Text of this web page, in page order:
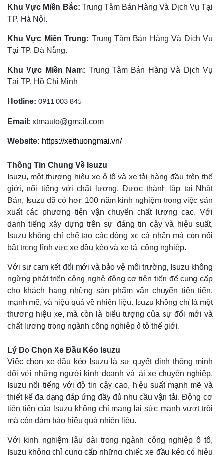
Khu Vực Miền Bắc: Trung Tâm Bán Hàng Và Dịch Vụ Tại
TP. Hà Nội.
Khu Vực Miền Trung: Trung Tâm Bán Hàng Và Dịch Vụ
Tại TP. Đà Nẵng.
Khu Vực Miền Nam: Trung Tâm Bán Hàng Và Dịch Vụ
Tại TP. Hồ Chí Minh
Hotline: 0911 003 845
Email: xtmauto@gmail.com
Website: https://xethuongmai.vn/
Thông Tin Chung Về Isuzu
Isuzu, một thương hiệu xe ô tô và xe tải hàng đầu trên thế
giới, nổi tiếng với chất lượng. Được thành lập tại Nhật
Bản, Isuzu đã có hơn 100 năm kinh nghiệm trong việc sản
xuất các phương tiện vận chuyển chất lượng cao. Với
danh tiếng xây dựng trên sự đáng tin cậy và hiệu suất,
Isuzu không chỉ chế tạo các dòng xe cá nhân mà còn nổi
bật trong lĩnh vực xe đầu kéo và xe tải công nghiệp.
Với sự cam kết đổi mới và bảo vệ môi trường, Isuzu không
ngừng phát triển công nghệ động cơ tiên tiến để cung cấp
cho khách hàng những sản phẩm vận chuyển tiên tiến,
mạnh mẽ, và hiệu quả về nhiên liệu. Isuzu không chỉ là một
thương hiệu xe, mà còn là biểu tượng của sự đổi mới và
chất lượng trong ngành công nghiệp ô tô thế giới.
Lý Do Chọn Xe Đầu Kéo Isuzu
Việc chọn xe đầu kéo Isuzu là sự quyết định thông minh
đối với những người kinh doanh và lái xe chuyên nghiệp.
Isuzu nổi tiếng với độ tin cậy cao, hiệu suất mạnh mẽ và
thiết kế đa dạng đáp ứng đầy đủ nhu cầu vận tải. Động cơ
tiên tiến của Isuzu không chỉ mang lại sức mạnh vượt trội
mà còn đảm bảo hiệu quả nhiên liệu.
Với kinh nghiệm lâu dài trong ngành công nghiệp ô tô,
Isuzu không chỉ cung cấp những chiếc xe đầu kéo có hiệu